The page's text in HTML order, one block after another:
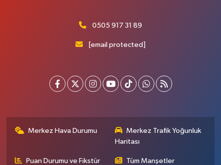
0505 917 31 89
[email protected]
Merkez Hava Durumu
Merkez Trafik Yoğunluk
Haritası
Puan Durumu ve Fikstür Tüm Manşetler